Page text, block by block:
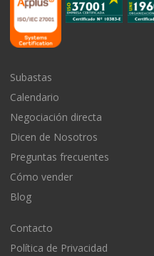
Subastas
Calendario
Negociación directa
Dicen de Nosotros
Preguntas frecuentes
Cómo vender
Blog
Contacto
Política de Privacidad